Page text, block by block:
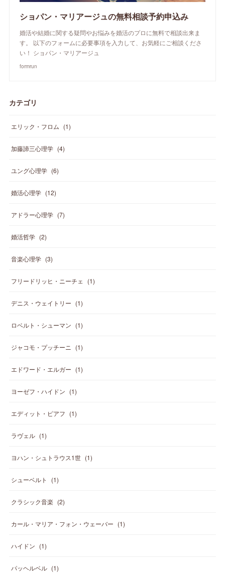
ショパン・マリアージュの無料相談予約申込み
婚活や結婚に関する疑問やお悩みを婚活のプロに無料で相談出来ま
す。 以下のフォームに必要事項を入力して、お気軽にご相談くださ
い！ ショパン・マリアージュ
formrun
カテゴリ
エリック・フロム (1)
加藤諦三心理学 (4)
ユング心理学 (6)
婚活心理学 (12)
アドラー心理学 (7)
婚活哲学 (2)
音楽心理学 (3)
フリードリッヒ・ニーチェ (1)
デニス・ウェイトリー (1)
ロベルト・シューマン (1)
ジャコモ・プッチーニ (1)
エドワード・エルガー (1)
ヨーゼフ・ハイドン (1)
エディット・ピアフ (1)
ラヴェル (1)
ヨハン・シュトラウス1世 (1)
シューベルト (1)
クラシック音楽 (2)
カール・マリア・フォン・ウェーバー (1)
ハイドン (1)
パッヘルベル (1)